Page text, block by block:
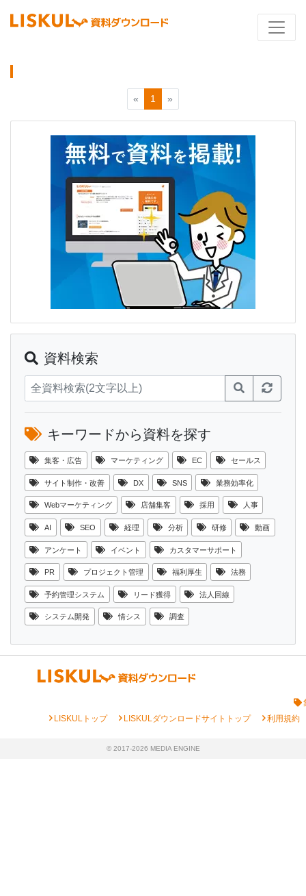
« 1 »
資料検索
キーワードから資料を探す
集客・広告 マーケティング EC セールス
サイト制作・改善 DX SNS 業務効率化
Webマーケティング 店舗集客 採用 人事
AI SEO 経理 分析 研修 動画
アンケート イベント カスタマーサポート
PR プロジェクト管理 福利厚生 法務
予約管理システム リード獲得 法人回線
システム開発 情シス 調査
chevron_rightLISKULトップ chevron_rightLISKULダウンロードサイトトップ chevron_right利用規約
© 2017-2026 MEDIA ENGINE